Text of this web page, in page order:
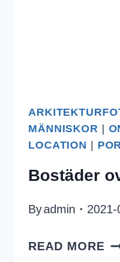
MÄNNISKOR |
LOCATION |
Bostäder
Byadmin
READ MORE